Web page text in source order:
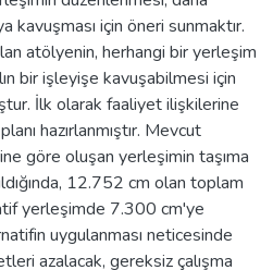
kavuşması için öneri sunmaktır.
atölyenin, herhangi bir yerleşim
bir işleyişe kavuşabilmesi için
İlk olarak faaliyet ilişkilerine
hazırlanmıştır. Mevcut
göre oluşan yerleşimin taşıma
12.752 cm olan toplam
yerleşimde 7.300 cm'ye
uygulanması neticesinde
azalacak, gereksiz çalışma